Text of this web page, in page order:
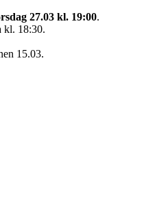
27.03 kl. 19:00.
kl. 18:30.
15.03.